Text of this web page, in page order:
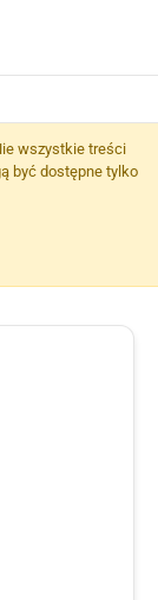
wszystkie treści
być dostępne tylko